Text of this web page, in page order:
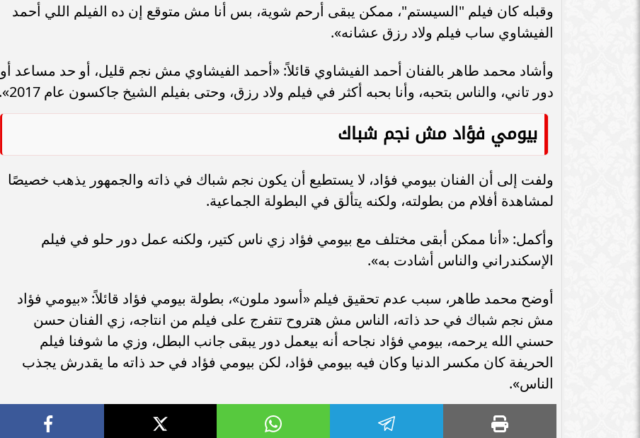
وقبله كان فيلم "السيستم"، ممكن يبقى أرحم شوية، بس أنا مش متوقع إن ده الفيلم اللي أحمد
الفيشاوي ساب فيلم ولاد رزق عشانه».
وأشاد محمد طاهر بالفنان أحمد الفيشاوي قائلاً: «أحمد الفيشاوي مش نجم قليل، أو حد مساعد أو
دور تاني، والناس بتحبه، وأنا بحبه أكثر في فيلم ولاد رزق، وحتى بفيلم الشيخ جاكسون عام 2017».
بيومي فؤاد مش نجم شباك
ولفت إلى أن الفنان بيومي فؤاد، لا يستطيع أن يكون نجم شباك في ذاته والجمهور يذهب خصيصًا
لمشاهدة أفلام من بطولته، ولكنه يتألق في البطولة الجماعية.
وأكمل: «أنا ممكن أبقى مختلف مع بيومي فؤاد زي ناس كتير، ولكنه عمل دور حلو في فيلم
الإسكندراني والناس أشادت به».
أوضح محمد طاهر، سبب عدم تحقيق فيلم «أسود ملون»، بطولة بيومي فؤاد قائلاً: «بيومي فؤاد
مش نجم شباك في حد ذاته، الناس مش هتروح تتفرج على فيلم من انتاجه، زي الفنان حسن
حسني الله يرحمه، بيومي فؤاد نجاحه أنه بيعمل دور يبقى جانب البطل، وزي ما شوفنا فيلم
الحريفة كان مكسر الدنيا وكان فيه بيومي فؤاد، لكن بيومي فؤاد في حد ذاته ما يقدرش يجذب
الناس».